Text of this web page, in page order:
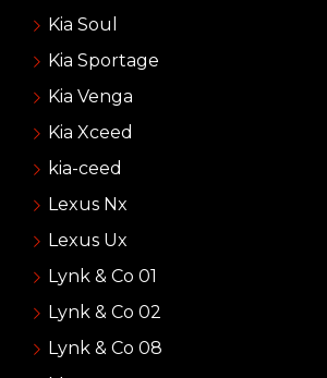
Kia Soul
Kia Sportage
Kia Venga
Kia Xceed
kia-ceed
Lexus Nx
Lexus Ux
Lynk & Co 01
Lynk & Co 02
Lynk & Co 08